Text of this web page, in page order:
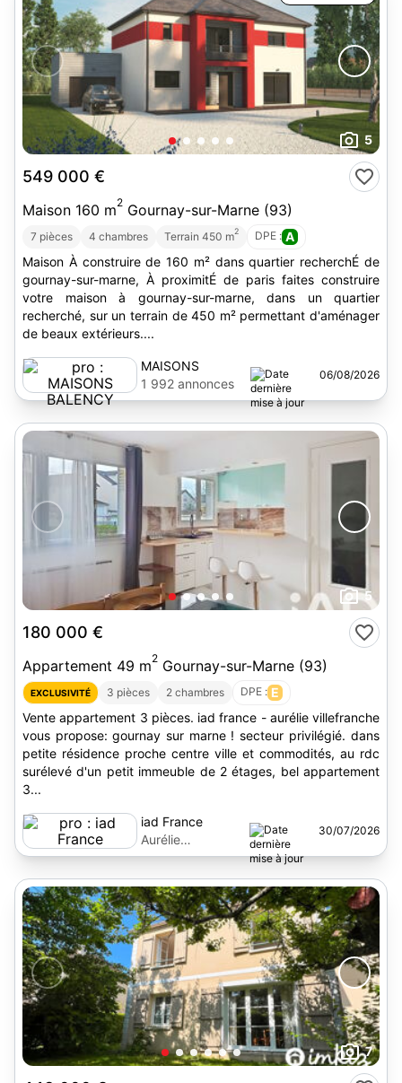
5
549 000 €
Maison 160 m2 Gournay-sur-Marne (93)
7 pièces 4 chambres Terrain 450 m2 DPE : A
Maison À construire de 160 m² dans quartier recherchÉ de
gournay-sur-marne, À proximitÉ de paris faites construire
votre maison à gournay-sur-marne, dans un quartier
recherché, sur un terrain de 450 m² permettant d'aménager
de beaux extérieurs....
MAISONS
BALENCY
1 992 annonces
06/08/2026
5
180 000 €
Appartement 49 m2 Gournay-sur-Marne (93)
EXCLUSIVITÉ 3 pièces 2 chambres DPE : E
Vente appartement 3 pièces. iad france - aurélie villefranche
vous propose: gournay sur marne ! secteur privilégié. dans
petite résidence proche centre ville et commodités, au rdc
surélevé d'un petit immeuble de 2 étages, bel appartement
3...
iad France
Aurélie
Villefranche
30/07/2026
7